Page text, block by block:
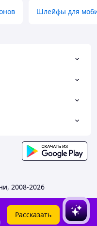
Шлейфы для
2008-2026
Рассказать